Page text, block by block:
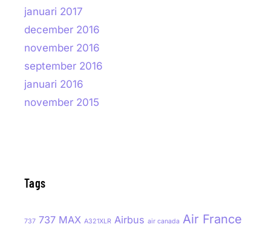
januari 2017
december 2016
november 2016
september 2016
januari 2016
november 2015
Tags
737 737 MAX A321XLR Airbus air canada Air France